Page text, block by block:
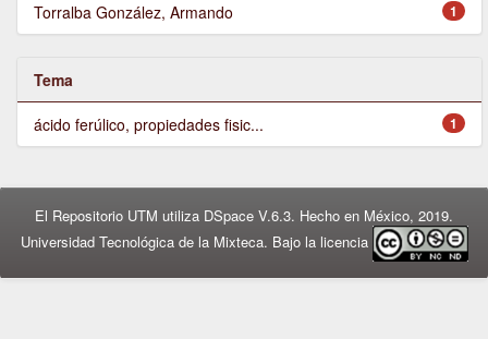
1
Torralba González, Armando
Tema
1
ácido ferúlico, propiedades fisic...
El Repositorio UTM utiliza DSpace V.6.3. Hecho en México, 2019.
Universidad Tecnológica de la Mixteca. Bajo la licencia